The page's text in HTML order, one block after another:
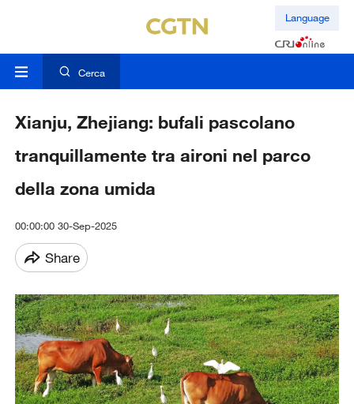
Language
Cerca
Xianju, Zhejiang: bufali pascolano
tranquillamente tra aironi nel parco
della zona umida
00:00:00 30-Sep-2025
Share